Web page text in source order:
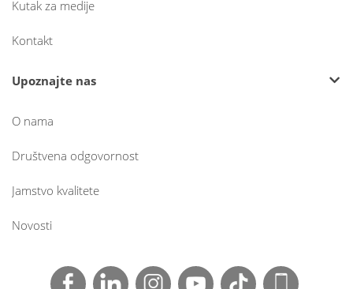
Kutak za medije
Kontakt
Upoznajte nas
O nama
Društvena odgovornost
Jamstvo kvalitete
Novosti